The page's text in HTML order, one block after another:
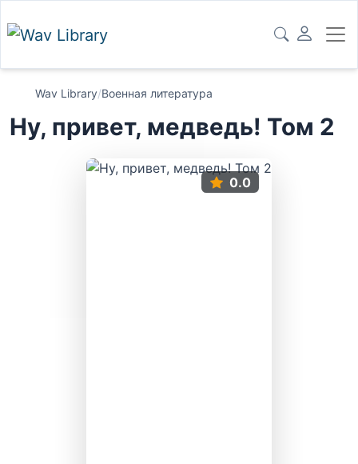
Wav Library/Военная литература
Ну, привет, медведь! Том 2
0.0